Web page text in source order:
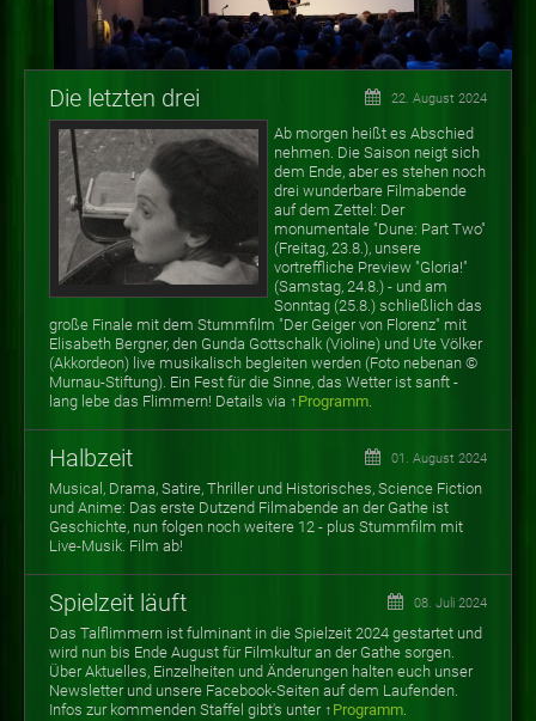
Die letzten drei 22. August 2024
Ab morgen heißt es Abschied
nehmen. Die Saison neigt sich
dem Ende, aber es stehen noch
drei wunderbare Filmabende
auf dem Zettel: Der
monumentale "Dune: Part Two"
(Freitag, 23.8.), unsere
vortreffliche Preview "Gloria!"
(Samstag, 24.8.) - und am
Sonntag (25.8.) schließlich das
große Finale mit dem Stummfilm "Der Geiger von Florenz" mit
Elisabeth Bergner, den Gunda Gottschalk (Violine) und Ute Völker
(Akkordeon) live musikalisch begleiten werden (Foto nebenan ©
Murnau-Stiftung). Ein Fest für die Sinne, das Wetter ist sanft -
lang lebe das Flimmern! Details via ↑ Programm.
Halbzeit 01. August 2024
Musical, Drama, Satire, Thriller und Historisches, Science Fiction
und Anime: Das erste Dutzend Filmabende an der Gathe ist
Geschichte, nun folgen noch weitere 12 - plus Stummfilm mit
Live-Musik. Film ab!
Spielzeit läuft 08. Juli 2024
Das Talflimmern ist fulminant in die Spielzeit 2024 gestartet und
wird nun bis Ende August für Filmkultur an der Gathe sorgen.
Über Aktuelles, Einzelheiten und Änderungen halten euch unser
Newsletter und unsere Facebook-Seiten auf dem Laufenden.
Infos zurkommenden Staffel gibt's unter ↑ Programm.